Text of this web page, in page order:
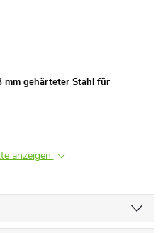
mm gehärteter Stahl für
anzeigen